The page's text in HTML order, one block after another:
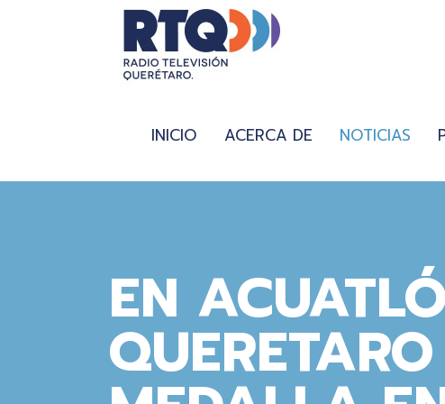
INICIO ACERCA DE NOTICIAS
EN